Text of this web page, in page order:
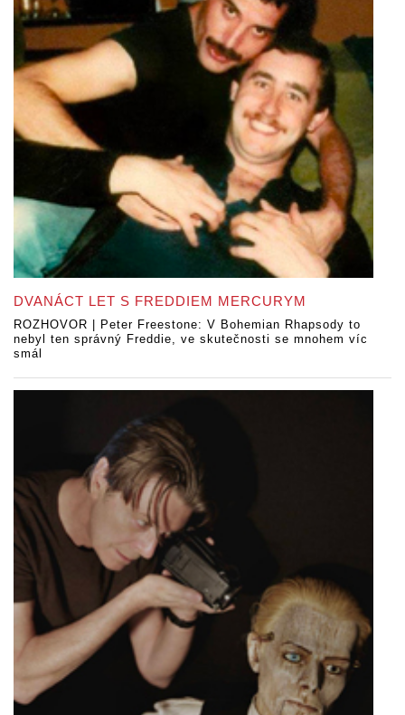
DVANÁCT LET S FREDDIEM MERCURYM
ROZHOVOR | Peter Freestone: V Bohemian Rhapsody to
nebyl ten správný Freddie, ve skutečnosti se mnohem víc
smál